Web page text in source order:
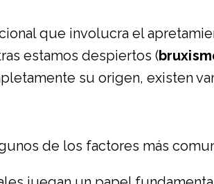
que involucra el
estamos despiertos (
su origen, existen
de los factores más